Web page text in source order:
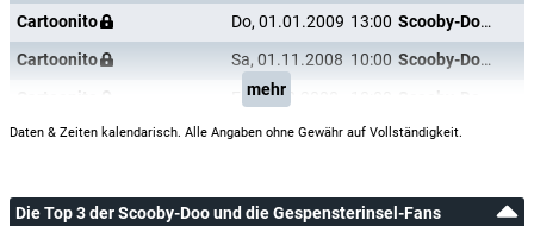
Cartoonito
Do, 01.01.2009 13:00
Scooby-Doo und die Gespensterinsel
Cartoonito
Sa, 01.11.2008 10:00
Scooby-Doo und die Gespensterinsel
Fr, 31.10.2008
mehr
Daten & Zeiten kalendarisch. Alle Angaben ohne Gewähr auf Vollständigkeit.
Die Top 3 der Scooby-Doo und die Gespensterinsel-Fans